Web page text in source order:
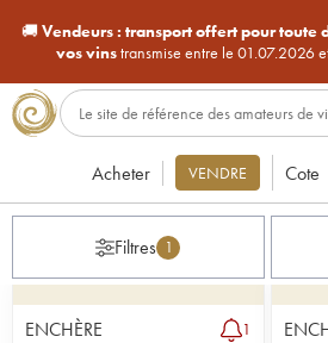
🚚Vendeurs : transport offert pour toute
vos vinstransmise entre le 01.07.2026
Acheter VENDRE Cote
Filtres 1
ENCHÈRE 1